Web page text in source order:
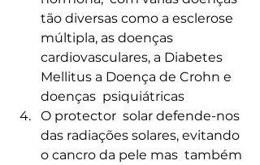
tão diversas como a esclerose
múltipla, as doenças
cardiovasculares, a Diabetes
Mellitus a Doença de Crohn e
doenças  psiquiátricas
O protector  solar defende-nos
das radiações solares, evitando
o cancro da pele mas  também